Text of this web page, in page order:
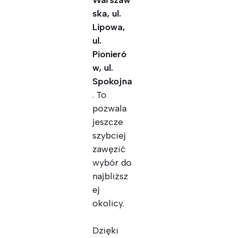
ska, ul.
Lipowa,
ul.
Pionieró
w, ul.
Spokojna
. To
pozwala
jeszcze
szybciej
zawęzić
wybór do
najbliższ
ej
okolicy.
Dzięki